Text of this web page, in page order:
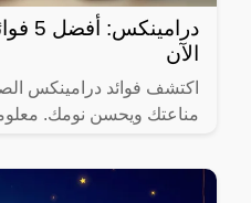
الآن
اكتشف فوائد درامينكس
مناعتك ويحسن نومك.